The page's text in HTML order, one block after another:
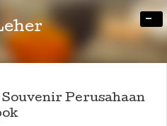
-
Perusahaan